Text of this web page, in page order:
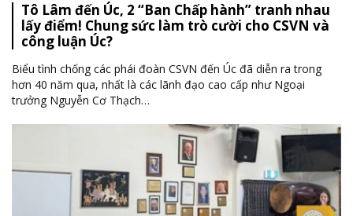
Tô Lâm đến Úc, 2 “Ban Chấp hành” tranh nhau
lấy điểm! Chung sức làm trò cười cho CSVN và
công luận Úc?
Biểu tình chống các phái đoàn CSVN đến Úc đã diễn ra trong
hơn 40 năm qua, nhất là các lãnh đạo cao cấp như Ngoại
trưởng Nguyễn Cơ Thạch…